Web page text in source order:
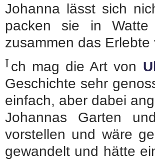
Johanna lässt sich
packen sie in
zusammen das Erlebte
I ch mag die Art von
Geschichte sehr
einfach, aber dabei
Johannas Garten
vorstellen und wäre
gewandelt und hätte